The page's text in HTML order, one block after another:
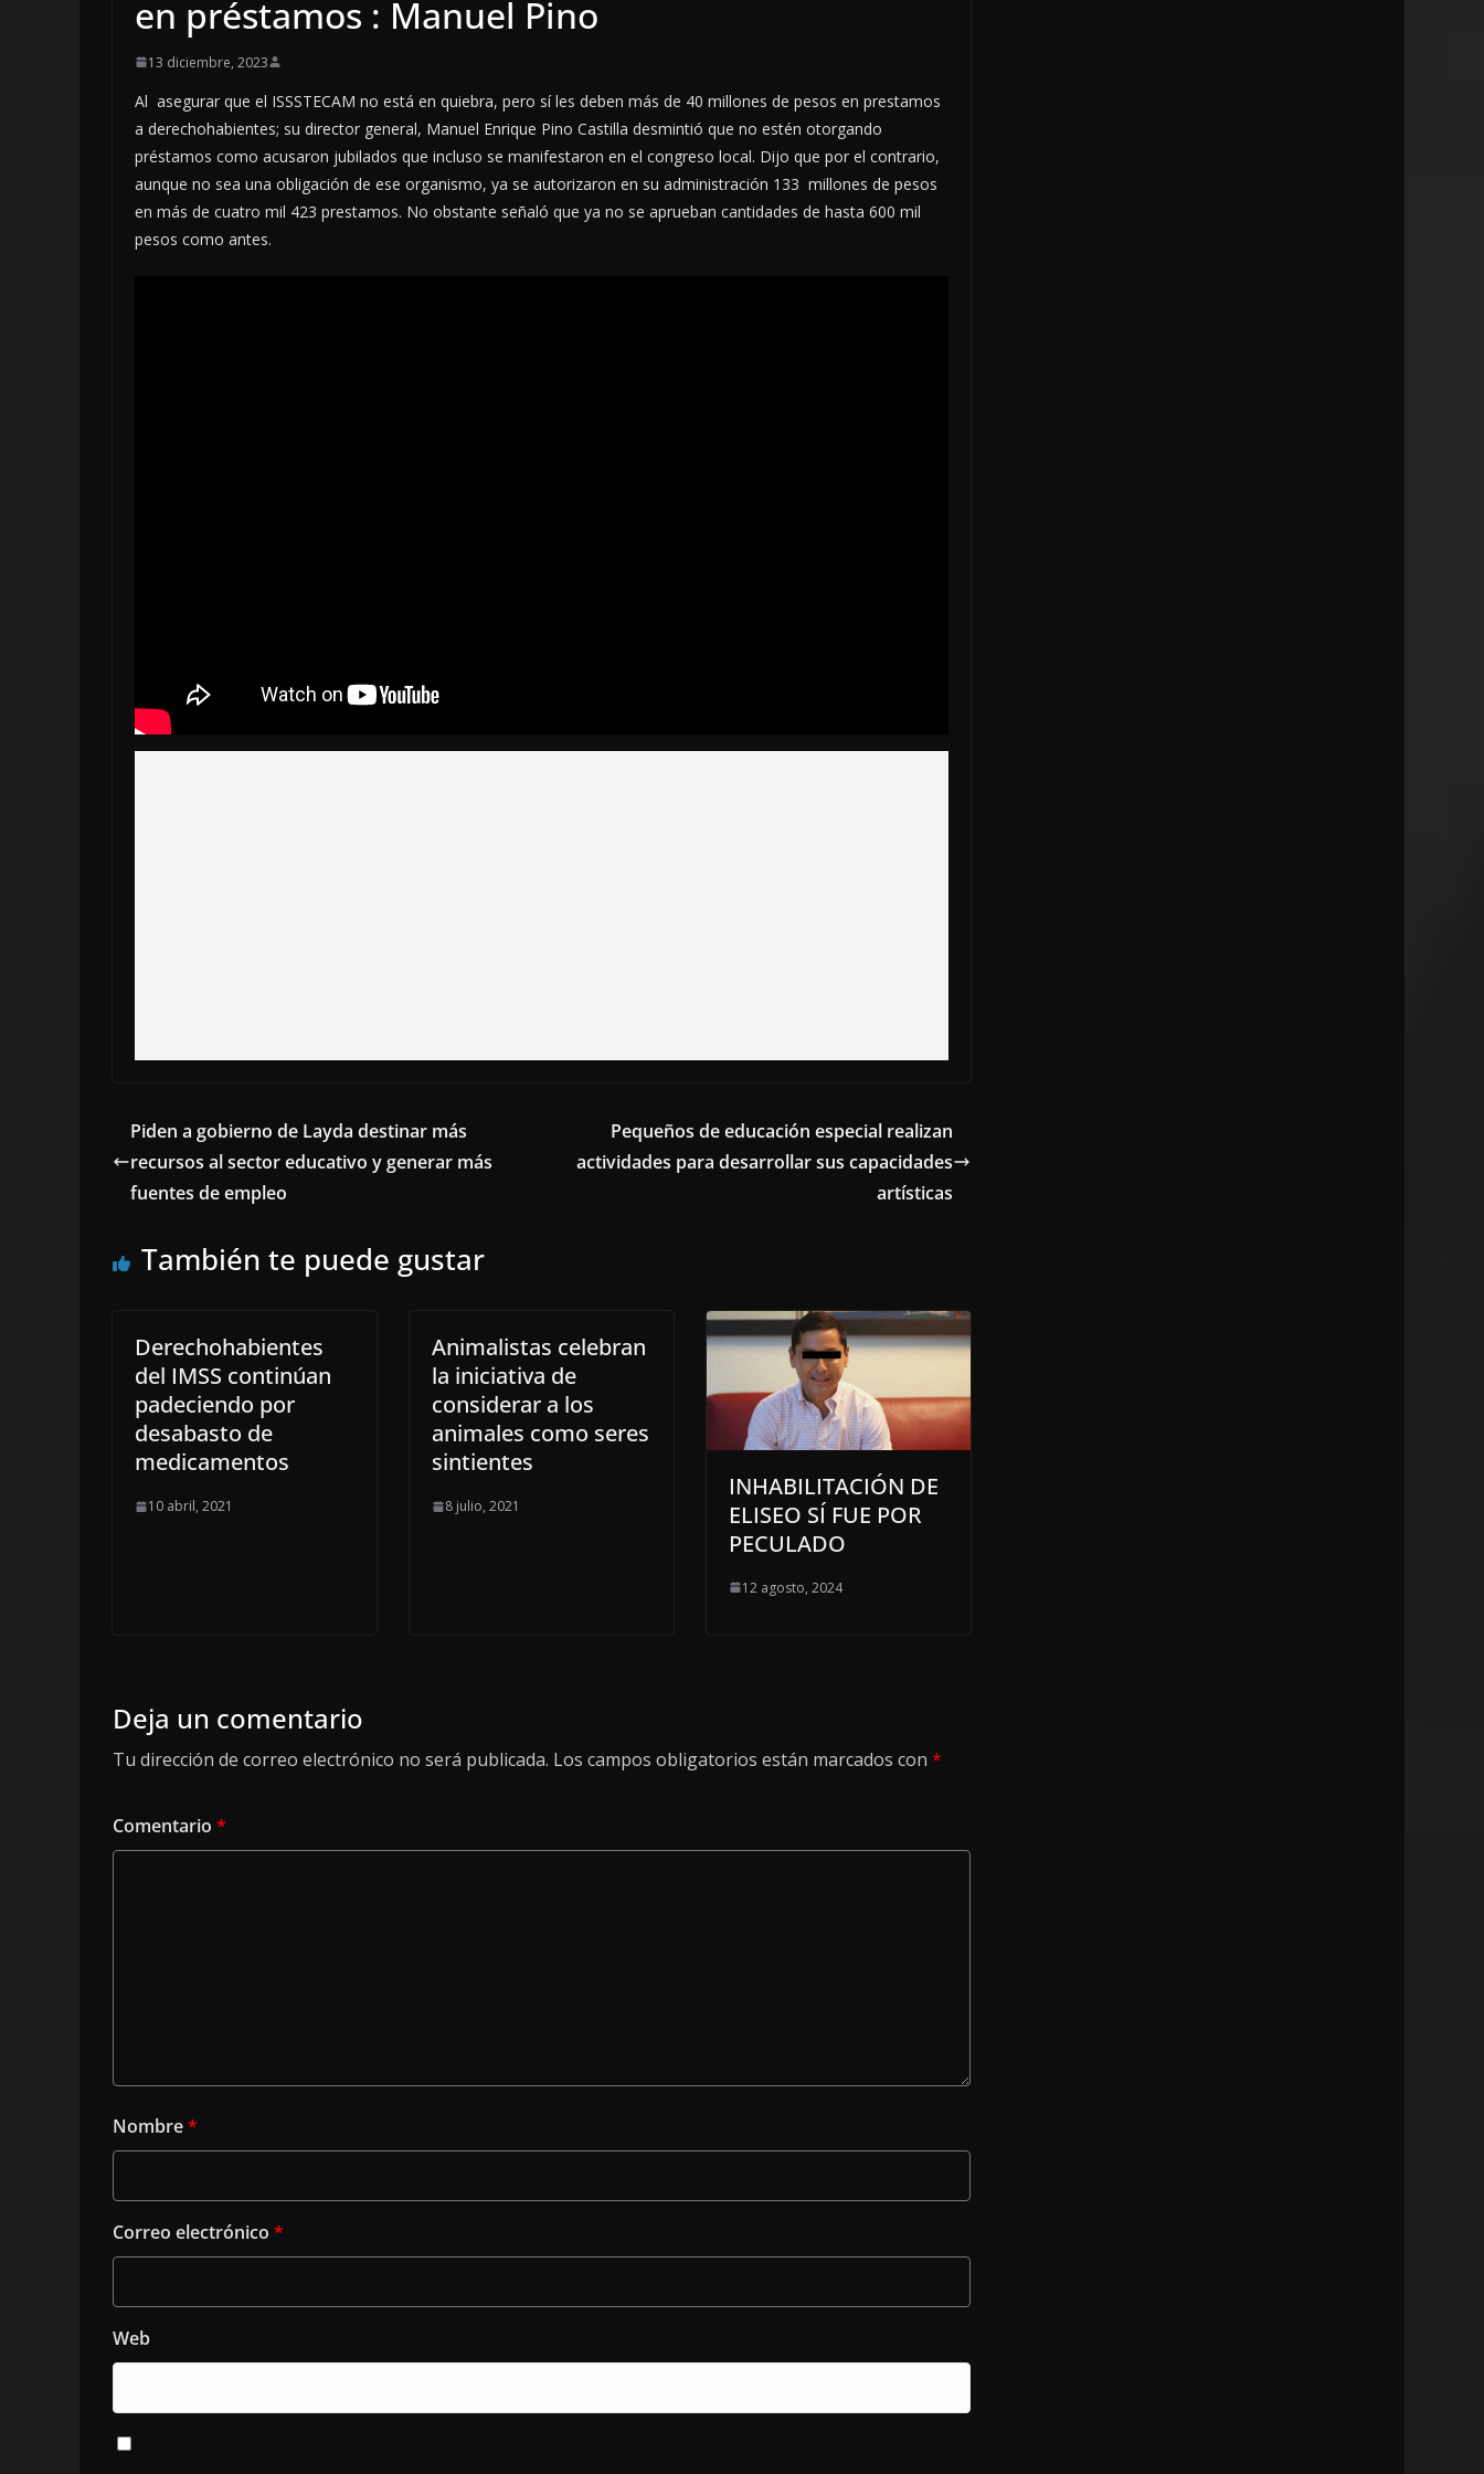
en préstamos : Manuel Pino
13 diciembre, 2023
Al asegurar que el ISSSTECAM no está en quiebra, pero sí les deben más de 40 millones de pesos en prestamos
a derechohabientes; su director general, Manuel Enrique Pino Castilla desmintió que no estén otorgando
préstamos como acusaron jubilados que incluso se manifestaron en el congreso local. Dijo que por el contrario,
aunque no sea una obligación de ese organismo, ya se autorizaron en su administración 133 millones de pesos
en más de cuatro mil 423 prestamos. No obstante señaló que ya no se aprueban cantidades de hasta 600 mil
pesos como antes.
Piden a gobierno de Layda destinar más
recursos al sector educativo y generar más
fuentes de empleo
Pequeños de educación especial realizan
actividades para desarrollar sus capacidades
artísticas
También te puede gustar
Derechohabientes
del IMSS continúan
padeciendo por
desabasto de
medicamentos
10 abril, 2021
Animalistas celebran
la iniciativa de
considerar a los
animales como seres
sintientes
8 julio, 2021
INHABILITACIÓN DE
ELISEO SÍ FUE POR
PECULADO
12 agosto, 2024
Deja un comentario
Tu dirección de correo electrónico no será publicada. Los campos obligatorios están marcados con *
Comentario *
Nombre*
Correo electrónico *
Web